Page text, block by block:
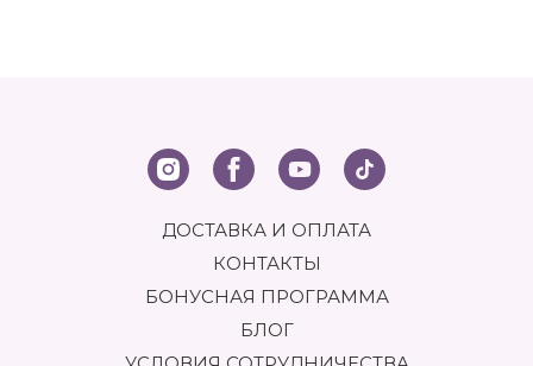
ДОСТАВКА И ОПЛАТА
КОНТАКТЫ
БОНУСНАЯ ПРОГРАММА
БЛОГ